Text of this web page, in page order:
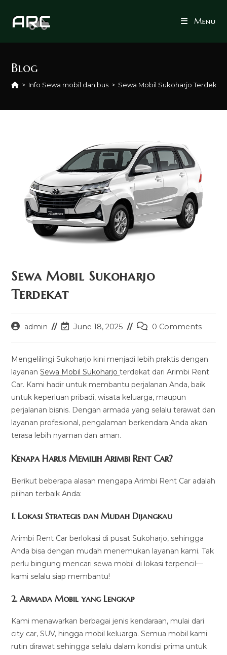
Menu
Blog
> Info Sewa mobil dan bus > Sewa Mobil Sukoharjo Terdekat
Sewa Mobil Sukoharjo
Terdekat
Postadmin
PostJune 18, 2025
Post0 Comments
Mengelilingi Sukoharjo kini menjadi lebih praktis dengan
layananSewa Mobil Sukoharjoterdekat dari Arimbi Rent
Car. Kami hadir untuk membantu perjalanan Anda, baik
untuk keperluan pribadi, wisata keluarga, maupun
perjalanan bisnis. Dengan armada yang selalu terawat dan
layanan profesional, pengalaman berkendara Anda akan
terasa lebih nyaman dan aman.
Kenapa Harus Memilih Arimbi Rent Car?
Berikut beberapa alasan mengapa Arimbi Rent Car adalah
pilihan terbaik Anda:
1.Lokasi Strategis dan Mudah Dijangkau
Arimbi Rent Car berlokasi di pusat Sukoharjo, sehingga
Anda bisa dengan mudah menemukan layanan kami. Tak
perlu bingung mencari sewa mobil di lokasi terpencil—
kami selalu siap membantu!
2.Armada Mobil yang Lengkap
Kami menawarkan berbagai jenis kendaraan, mulai dari
city car, SUV, hingga mobil keluarga. Semua mobil kami
rutin dirawat sehingga selalu dalam kondisi prima untuk